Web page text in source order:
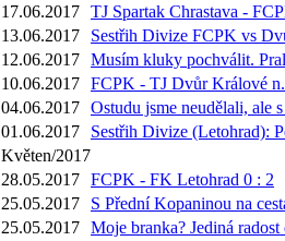
17.06.2017 TJ Spartak Chrastava -
13.06.2017
Sestřih Divize FCPK vs
12.06.2017 Musím kluky pochválit.
10.06.2017 FCPK - TJ Dvůr Králové
04.06.2017 Ostudu jsme neudělali, ale
01.06.2017
Sestřih Divize (Letohrad):
Květen/2017
28.05.2017 FCPK - FK Letohrad 0 : 2
25.05.2017
S Přední Kopaninou na
25.05.2017 Moje branka? Jediná